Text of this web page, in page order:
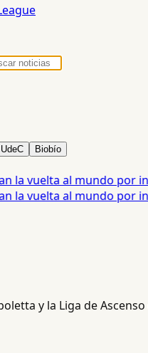
UdeC Biobío
la vuelta al mundo por
la vuelta al mundo por